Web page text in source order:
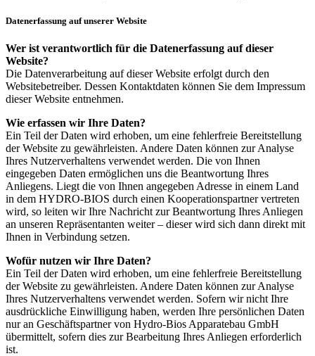
Datenerfassung auf unserer Website
Wer ist verantwortlich für die Datenerfassung auf dieser
Website?
Die Datenverarbeitung auf dieser Website erfolgt durch den
Websitebetreiber. Dessen Kontaktdaten können Sie dem Impressum
dieser Website entnehmen.
Wie erfassen wir Ihre Daten?
Ein Teil der Daten wird erhoben, um eine fehlerfreie Bereitstellung
der Website zu gewährleisten. Andere Daten können zur Analyse
Ihres Nutzerverhaltens verwendet werden. Die von Ihnen
eingegeben Daten ermöglichen uns die Beantwortung Ihres
Anliegens. Liegt die von Ihnen angegeben Adresse in einem Land
in dem HYDRO-BIOS durch einen Kooperationspartner vertreten
wird, so leiten wir Ihre Nachricht zur Beantwortung Ihres Anliegen
an unseren Repräsentanten weiter – dieser wird sich dann direkt mit
Ihnen in Verbindung setzen.
Wofür nutzen wir Ihre Daten?
Ein Teil der Daten wird erhoben, um eine fehlerfreie Bereitstellung
der Website zu gewährleisten. Andere Daten können zur Analyse
Ihres Nutzerverhaltens verwendet werden. Sofern wir nicht Ihre
ausdrückliche Einwilligung haben, werden Ihre persönlichen Daten
nur an Geschäftspartner von Hydro-Bios Apparatebau GmbH
übermittelt, sofern dies zur Bearbeitung Ihres Anliegen erforderlich
ist.